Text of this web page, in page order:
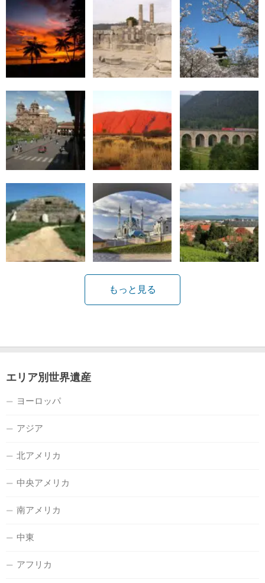
もっと見る
エリア別世界遺産
ヨーロッパ
アジア
北アメリカ
中央アメリカ
南アメリカ
中東
アフリカ